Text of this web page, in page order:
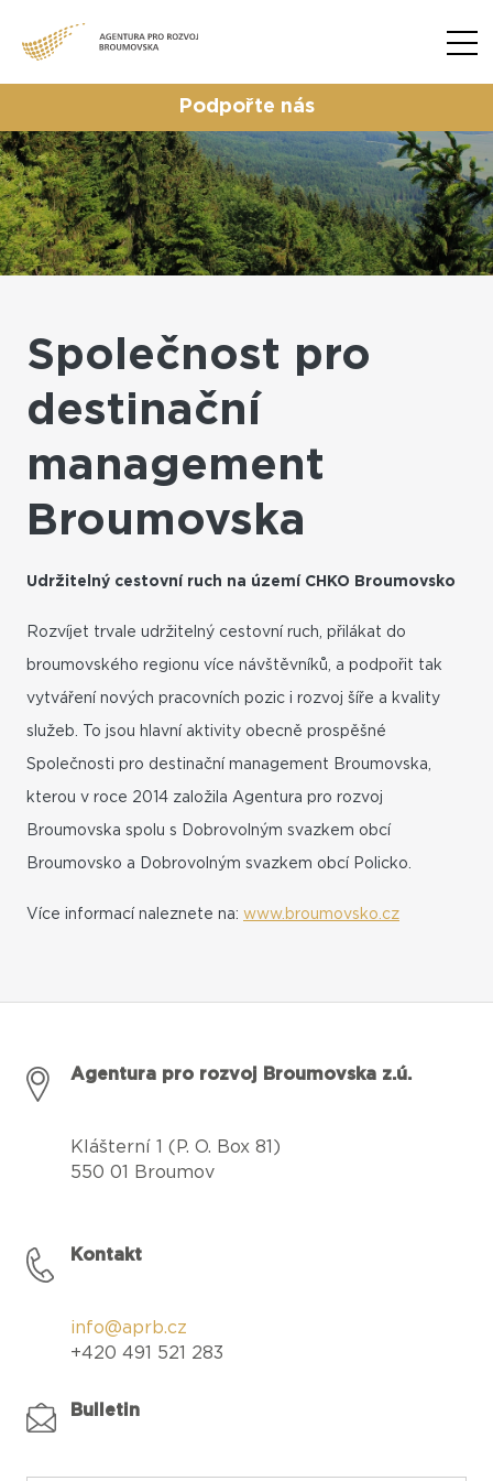
Společnost pro
destinační
management
Broumovska
Udržitelný cestovní ruch na území CHKO Broumovsko
Rozvíjet trvale udržitelný cestovní ruch, přilákat do
broumovského regionu více návštěvníků, a podpořit tak
vytváření nových pracovních pozic i rozvoj šíře a kvality
služeb. To jsou hlavní aktivity obecně prospěšné
Společnosti pro destinační management Broumovska,
kterou v roce 2014 založila Agentura pro rozvoj
Broumovska spolu s Dobrovolným svazkem obcí
Broumovsko a Dobrovolným svazkem obcí Policko.
Více informací naleznete na: www.broumovsko.cz
Agentura pro rozvoj Broumovska z.ú.
Klášterní 1 (P. O. Box 81)
550 01 Broumov
Kontakt
info@aprb.cz
+420 491 521 283
Bulletin
Podpořte nás